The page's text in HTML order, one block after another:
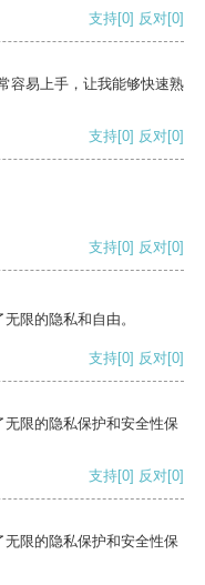
支持[0] 反对[0]
容易上手，让我能够快速熟
支持[0] 反对[0]
支持[0] 反对[0]
限的隐私和自由。
支持[0] 反对[0]
限的隐私保护和安全性保
支持[0] 反对[0]
限的隐私保护和安全性保